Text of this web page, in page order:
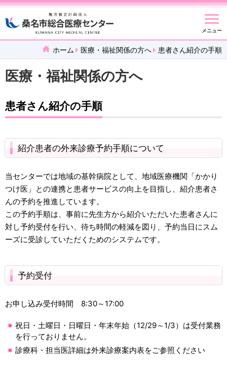
メニュー
ホーム 医療・福祉関係の方へ 患者さん紹介の手順
医療・福祉関係の方へ
患者さん紹介の手順
紹介患者の外来診療予約手順について
当センターでは地域の基幹病院として、地域医療機関「かかり
つけ医」との連携と患者サービスの向上を目指し、紹介患者さ
んの予約を推進しています。
この予約手順は、事前に先生方から紹介いただいた患者さんに
対し予約受付を行い、待ち時間の軽減を図り、予約当日にスム
ーズに受診していただくためのシステムです。
予約受付
お申し込み受付時間 8:30～17:00
祝日・土曜日・日曜日・年末年始（12/29～1/3）は受付業務
を行っておりません。
診療科・担当医詳細は外来診療案内表をご参照ください